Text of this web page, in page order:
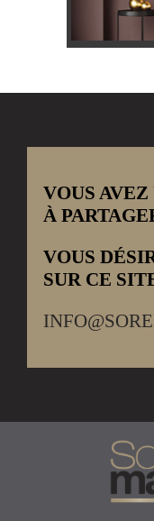
VOUS
À
VOUS
SUR CE